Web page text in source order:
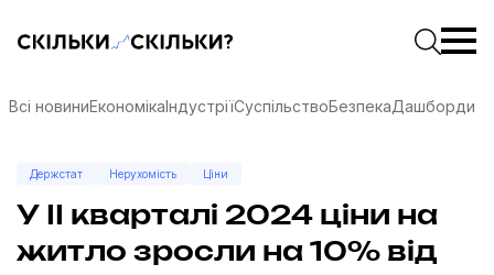
Скільки-скільки? — Медіа про суспільні даніПочати
Всі новиниЕкономікаІндустріїСуспільствоБезпекаДашборди
Держстат Нерухомість Ціни
У ІІ кварталі 2024 ціни на
житло зросли на 10% від